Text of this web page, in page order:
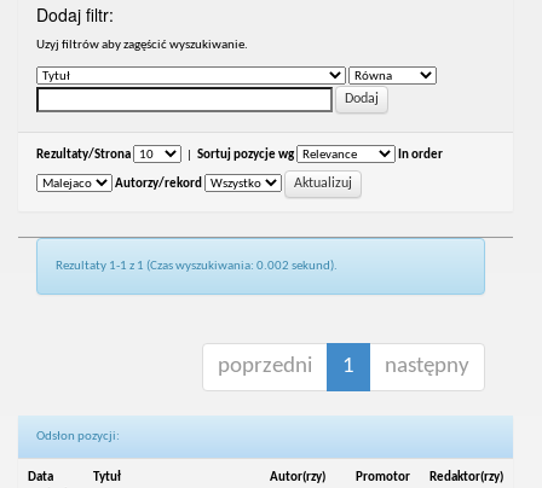
Dodaj filtr:
Uzyj filtrów aby zagęścić wyszukiwanie.
Rezultaty/Strona Sortuj pozycje wg In order
Autorzy/rekord
Rezultaty 1-1 z 1 (Czas wyszukiwania: 0.002 sekund).
poprzedni 1 następny
Odsłon pozycji:
Data
Tytuł Autor(rzy) Promotor Redaktor(rzy)